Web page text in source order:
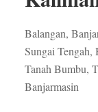
Balangan,
Sungai Tengah,
Tanah Bumbu,
Banjarmasin